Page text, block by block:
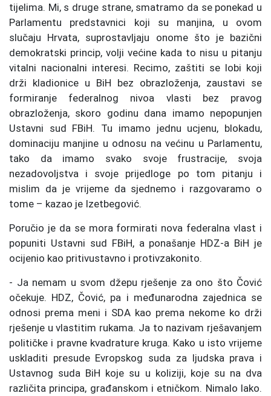
tijelima. Mi, s druge strane, smatramo da se ponekad u
Parlamentu predstavnici koji su manjina, u ovom
slučaju Hrvata, suprostavljaju onome što je bazični
demokratski princip, volji većine kada to nisu u pitanju
vitalni nacionalni interesi. Recimo, zaštiti se lobi koji
drži kladionice u BiH bez obrazloženja, zaustavi se
formiranje federalnog nivoa vlasti bez pravog
obrazloženja, skoro godinu dana imamo nepopunjen
Ustavni sud FBiH. Tu imamo jednu ucjenu, blokadu,
dominaciju manjine u odnosu na većinu u Parlamentu,
tako da imamo svako svoje frustracije, svoja
nezadovoljstva i svoje prijedloge po tom pitanju i
mislim da je vrijeme da sjednemo i razgovaramo o
tome – kazao je Izetbegović.
Poručio je da se mora formirati nova federalna vlast i
popuniti Ustavni sud FBiH, a ponašanje HDZ-a BiH je
ocijenio kao pritivustavno i protivzakonito.
- Ja nemam u svom džepu rješenje za ono što Čović
očekuje. HDZ, Čović, pa i međunarodna zajednica se
odnosi prema meni i SDA kao prema nekome ko drži
rješenje u vlastitim rukama. Ja to nazivam rješavanjem
političke i pravne kvadrature kruga. Kako u isto vrijeme
uskladiti presude Evropskog suda za ljudska prava i
Ustavnog suda BiH koje su u koliziji, koje su na dva
različita principa, građanskom i etničkom. Nimalo lako.